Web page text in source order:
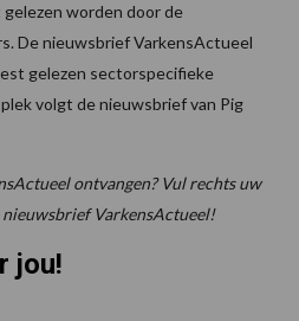
worden door de
De nieuwsbrief VarkensActueel
gelezen sectorspecifieke
volgt de nieuwsbrief van Pig
ontvangen? Vul rechts uw
nieuwsbrief VarkensActueel!
jou!